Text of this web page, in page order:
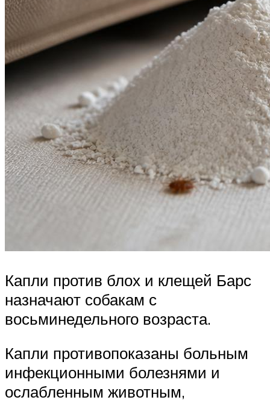
Капли против блох и клещей Барс
назначают собакам с
восьминедельного возраста.
Капли противопоказаны больным
инфекционными болезнями и
ослабленным животным,